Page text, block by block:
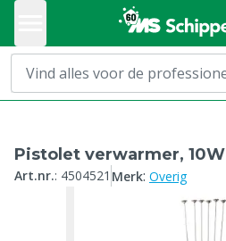
Pistolet verwarmer, 10W
Art.nr.: 4504521 Merk: Overig